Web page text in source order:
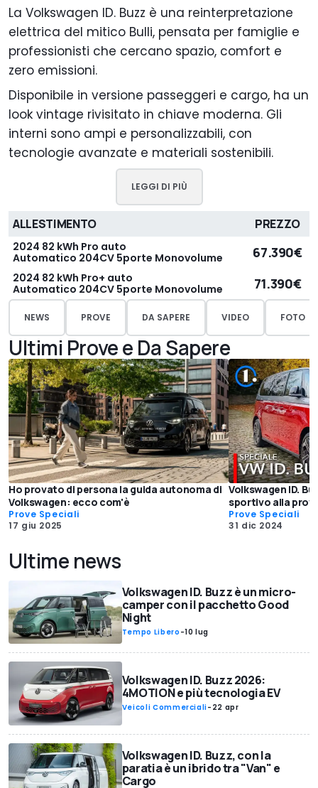
La Volkswagen ID. Buzz è una reinterpretazione
elettrica del mitico Bulli, pensata per famiglie e
professionisti che cercano spazio, comfort e
zero emissioni.
Disponibile in versione passeggeri e cargo, ha un
look vintage rivisitato in chiave moderna. Gli
interni sono ampi e personalizzabili, con
tecnologie avanzate e materiali sostenibili.
LEGGI DI PIÙ
ALLESTIMENTO PREZZO
2024 82 kWh Pro auto
Automatico 204CV 5porte Monovolume
67.390€
2024 82 kWh Pro+ auto
Automatico 204CV 5porte Monovolume
71.390€
NEWS PROVE DA SAPERE VIDEO FOTO
Ultimi Prove e Da Sapere
Ho provato di persona la guida autonoma di
Volkswagen: ecco com'è
Prove Speciali
17 giu 2025
Volkswagen ID.
sportivo alla
Prove Speciali
31 dic 2024
Ultime news
Volkswagen ID. Buzz è un micro-
camper con il pacchetto Good
Night
Tempo Libero -10 lug
Volkswagen ID. Buzz 2026:
4MOTION e più tecnologia EV
Veicoli Commerciali- 22 apr
Volkswagen ID. Buzz, con la
paratia è un ibrido tra "Van" e
Cargo